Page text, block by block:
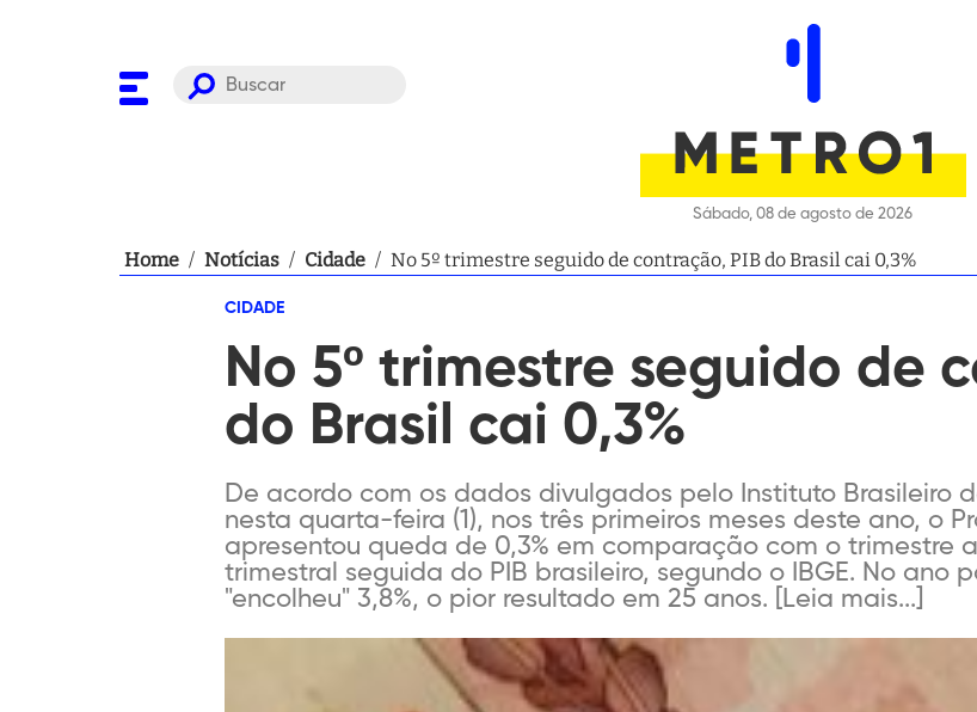
Sábado, 08 de agosto de 2026
Home / Notícias / Cidade / No 5º trimestre seguido de contração, PIB do Brasil cai 0,3%
CIDADE
No 5º trimestre seguido de
do Brasil cai 0,3%
De acordo com os dados divulgados pelo Instituto Brasileiro
nesta quarta-feira (1), nos três primeiros meses deste ano, o
apresentou queda de 0,3% em comparação com o trimestre
trimestral seguida do PIB brasileiro, segundo o IBGE. No ano
"encolheu" 3,8%, o pior resultado em 25 anos. [Leia mais...]